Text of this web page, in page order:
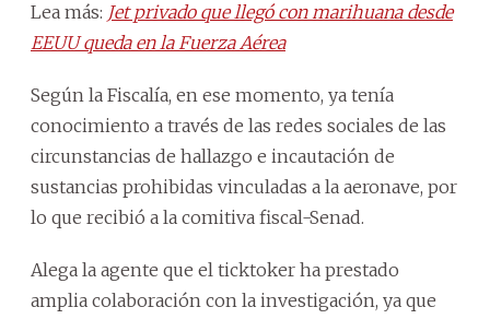
Lea más: Jet privado que llegó con marihuana desde
EEUU queda en la Fuerza Aérea
Según la Fiscalía, en ese momento, ya tenía
conocimiento a través de las redes sociales de las
circunstancias de hallazgo e incautación de
sustancias prohibidas vinculadas a la aeronave, por
lo que recibió a la comitiva fiscal-Senad.
Alega la agente que el ticktoker ha prestado
amplia colaboración con la investigación, ya que